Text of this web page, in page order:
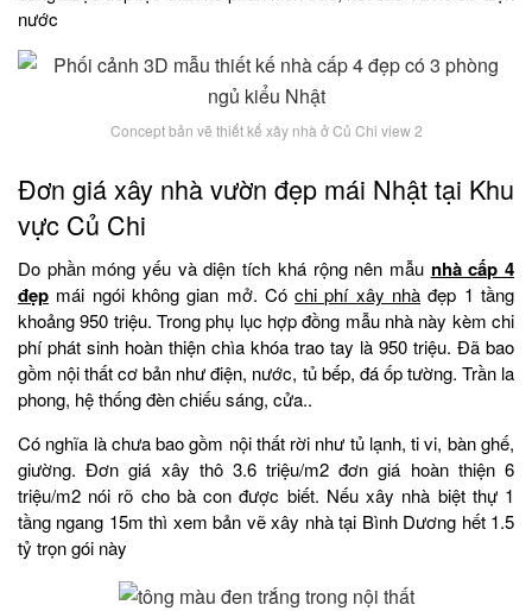
nước
Concept bản vẽ thiết kế xây nhà ở Củ Chi view 2
Đơn giá xây nhà vườn đẹp mái Nhật tại Khu
vực Củ Chi
Do phần móng yếu và diện tích khá rộng nên mẫu nhà cấp 4
đẹp mái ngói không gian mở. Cóchi phí xây nhà đẹp 1 tầng
khoảng 950 triệu. Trong phụ lục hợp đồng mẫu nhà này kèm chi
phí phát sinh hoàn thiện chìa khóa trao tay là 950 triệu. Đã bao
gồm nội thất cơ bản như điện, nước, tủ bếp, đá ốp tường. Trần la
phong, hệ thống đèn chiếu sáng, cửa..
Có nghĩa là chưa bao gồm nội thất rời như tủ lạnh, ti vi, bàn ghế,
giường. Đơn giá xây thô 3.6 triệu/m2 đơn giá hoàn thiện 6
triệu/m2 nói rõ cho bà con được biết. Nếu xây nhà biệt thự 1
tầng ngang 15m thì xem bản vẽ xây nhà tại Bình Dương hết 1.5
tỷ trọn gói này